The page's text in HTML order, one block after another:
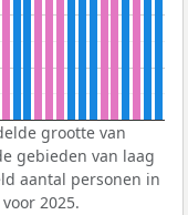
grootte van
gebieden van laag
aantal personen in
2025.